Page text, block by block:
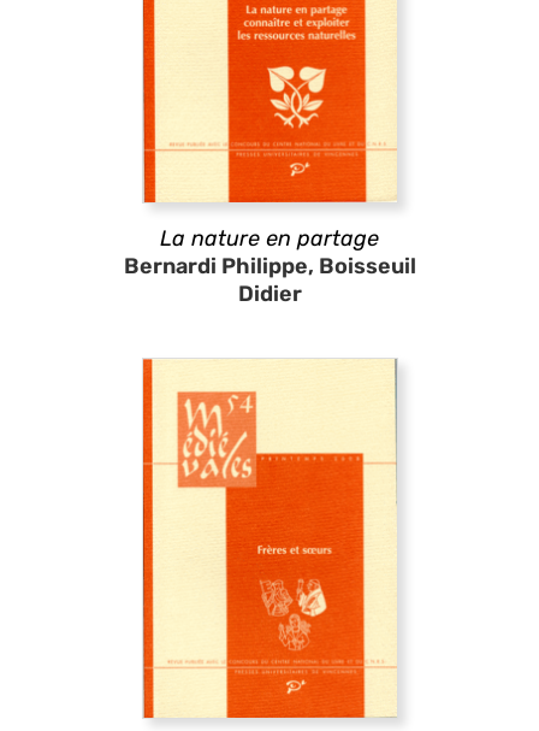
La nature en partage
Bernardi Philippe, Boisseuil
Didier